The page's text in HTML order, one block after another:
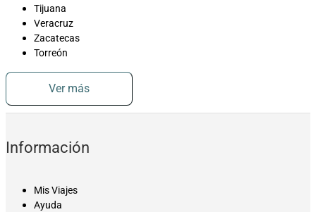
Tijuana
Veracruz
Zacatecas
Torreón
Ver más
Información
Mis Viajes
Ayuda